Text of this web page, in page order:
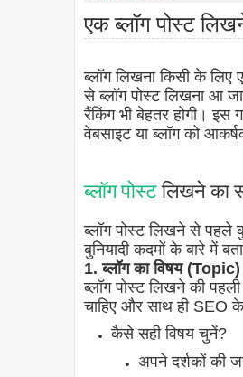
एक ब्लॉग पोस्ट
ब्लॉग लिखना किसी के लिए
से ब्लॉग पोस्ट लिखना आ
रैंकिंग भी बेहतर होगी। इस
वेबसाइट या ब्लॉग को
ब्लॉग पोस्टलिखने का
ब्लॉग पोस्ट लिखने से पहले
बुनियादी कदमों के बारे में
1. ब्लॉग का विषय
ब्लॉग पोस्ट लिखने की
चाहिए और साथ ही SEO के
कैसे सही विषय चुनें?
अपने दर्शकों की